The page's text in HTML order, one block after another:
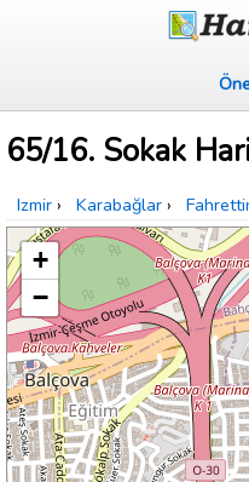
65/16. Sokak
Izmir › Karabağlar ›
+
−